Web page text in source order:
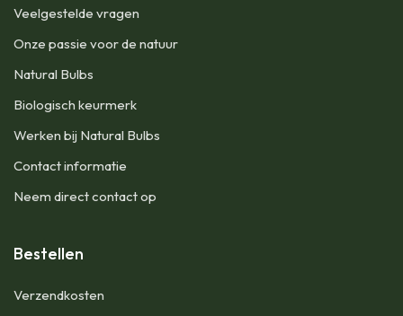
Veelgestelde vragen
Onze passie voor de natuur
Natural Bulbs
Biologisch keurmerk
Werken bij Natural Bulbs
Contact informatie
Neem direct contact op
Bestellen
Verzendkosten